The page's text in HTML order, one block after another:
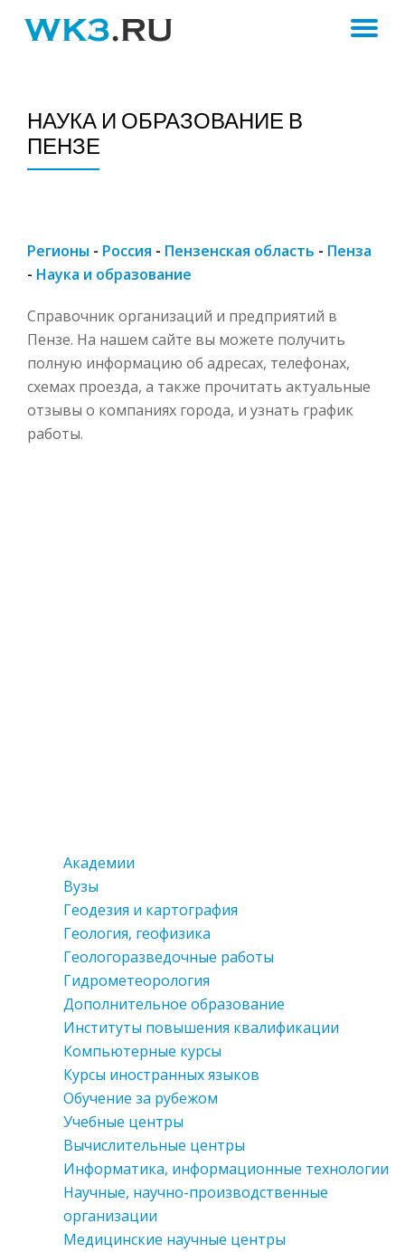
НАУКА И ОБРАЗОВАНИЕ В
ПЕНЗЕ
Регионы - Россия - Пензенская область - Пенза
- Наука и образование
Справочник организаций и предприятий в
Пензе. На нашем сайте вы можете получить
полную информацию об адресах, телефонах,
схемах проезда, а также прочитать актуальные
отзывы о компаниях города, и узнать график
работы.
Академии
Вузы
Геодезия и картография
Геология, геофизика
Геологоразведочные работы
Гидрометеорология
Дополнительное образование
Институты повышения квалификации
Компьютерные курсы
Курсы иностранных языков
Обучение за рубежом
Учебные центры
Вычислительные центры
Информатика, информационные технологии
Научные, научно-производственные
организации
Медицинские научные центры